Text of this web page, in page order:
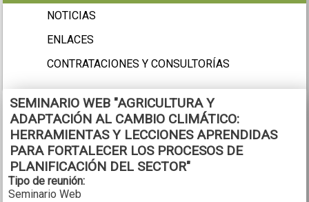
NOTICIAS
ENLACES
CONTRATACIONES Y CONSULTORÍAS
SEMINARIO WEB "AGRICULTURA Y
ADAPTACIÓN AL CAMBIO CLIMÁTICO:
HERRAMIENTAS Y LECCIONES APRENDIDAS
PARA FORTALECER LOS PROCESOS DE
PLANIFICACIÓN DEL SECTOR"
Tipo de reunión:
Seminario Web